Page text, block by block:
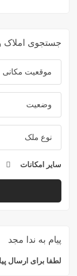
جستجوی املاک
موقعیت مکانی
وضعیت
نوع ملک
سایر امکانات
پیام به ندا مجد
لطفا برای ارسال